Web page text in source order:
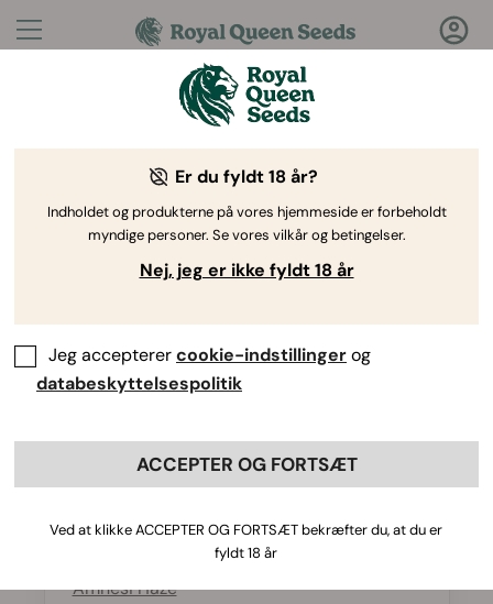
Spørgsmål?Svar!
Velkommen til Royal Queen Seeds Help Center
Help Center >
Hvad er de mest populære THC-
sorter hos Royal Queen Seeds?
Nogle af de mest populære THC-rige
Amnesi Haze
Er du fyldt 18 år?
Indholdet og produkterne på vores hjemmeside er forbeholdt
myndige personer. Se vores vilkår og betingelser.
Nej, jeg er ikke fyldt 18 år
Jeg accepterercookie-indstillingerog
databeskyttelsespolitik
ACCEPTER OG FORTSÆT
Ved at klikke ACCEPTER OG FORTSÆT bekræfter du, at du er
fyldt 18 år